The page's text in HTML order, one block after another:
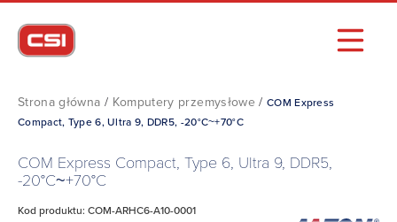
Strona główna / Komputery przemysłowe /COM Express
Compact, Type 6, Ultra 9, DDR5, -20°C~+70°C
COM Express Compact, Type 6, Ultra 9, DDR5,
-20°C~+70°C
Kod produktu: COM-ARHC6-A10-0001